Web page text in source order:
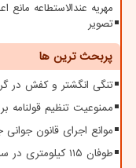
مهریه عندالاستطاعه
تصویر
پربحث ترین ها
تنگی انگشتر و کفش در
ممنوعیت تنظیم قولنامه
موانع اجرای قانون
طوفان ۱۱۵ کیلومتری در سیستان